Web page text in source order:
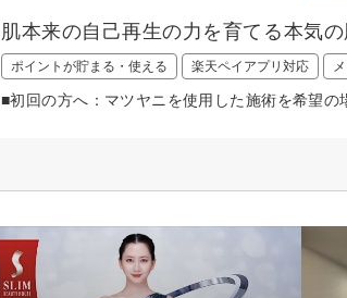
肌本来の自己再生の力を育てる本気
ポイントが貯まる・使える 楽天ペイアプリ対応
■初回の方へ：マツヤニを使用した施術を希望